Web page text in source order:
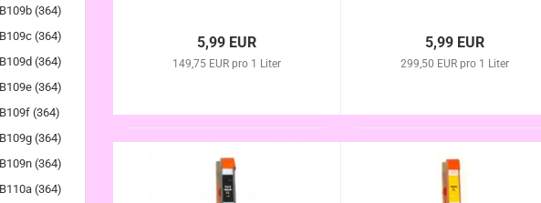
B8550 komp. HP364XL
m. Chip/Füllstand
5,99 EUR
149,75 EUR pro 1 Liter
B8550 komp. HP364XL
m. Chip/Füllstand
5,99 EUR
299,50 EUR pro 1 Liter
(364)
(364)
(364)
(364)
(364)
(364)
(364)
(364)